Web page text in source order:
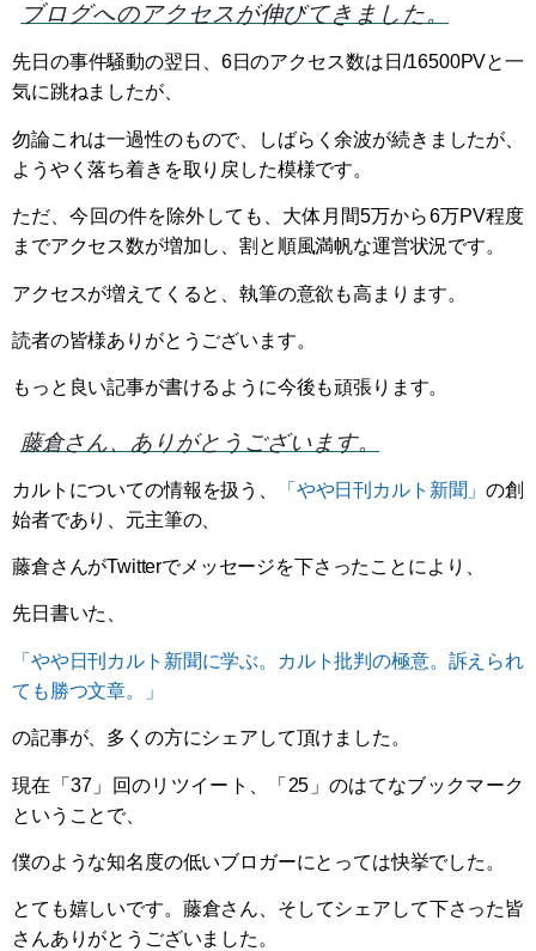
ブログへのアクセスが伸びてきました。
先日の事件騒動の翌日、6日のアクセス数は日/16500PVと一
気に跳ねましたが、
勿論これは一過性のもので、しばらく余波が続きましたが、
ようやく落ち着きを取り戻した模様です。
ただ、今回の件を除外しても、大体月間5万から6万PV程度
までアクセス数が増加し、割と順風満帆な運営状況です。
アクセスが増えてくると、執筆の意欲も高まります。
読者の皆様ありがとうございます。
もっと良い記事が書けるように今後も頑張ります。
藤倉さん、ありがとうございます。
カルトについての情報を扱う、 「やや日刊カルト新聞」の創
始者であり、元主筆の、
藤倉さんがTwitterでメッセージを下さったことにより、
先日書いた、
「やや日刊カルト新聞に学ぶ。カルト批判の極意。訴えられ
ても勝つ文章。」
の記事が、多くの方にシェアして頂けました。
現在「37」回のリツイート、「25」のはてなブックマーク
ということで、
僕のような知名度の低いブロガーにとっては快挙でした。
とても嬉しいです。藤倉さん、そしてシェアして下さった皆
さんありがとうございました。